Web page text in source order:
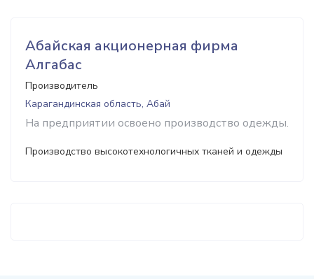
Абайская акционерная фирма
Алгабас
Производитель
Карагандинская область, Абай
На предприятии освоено производство одежды.
Производство высокотехнологичных тканей и одежды